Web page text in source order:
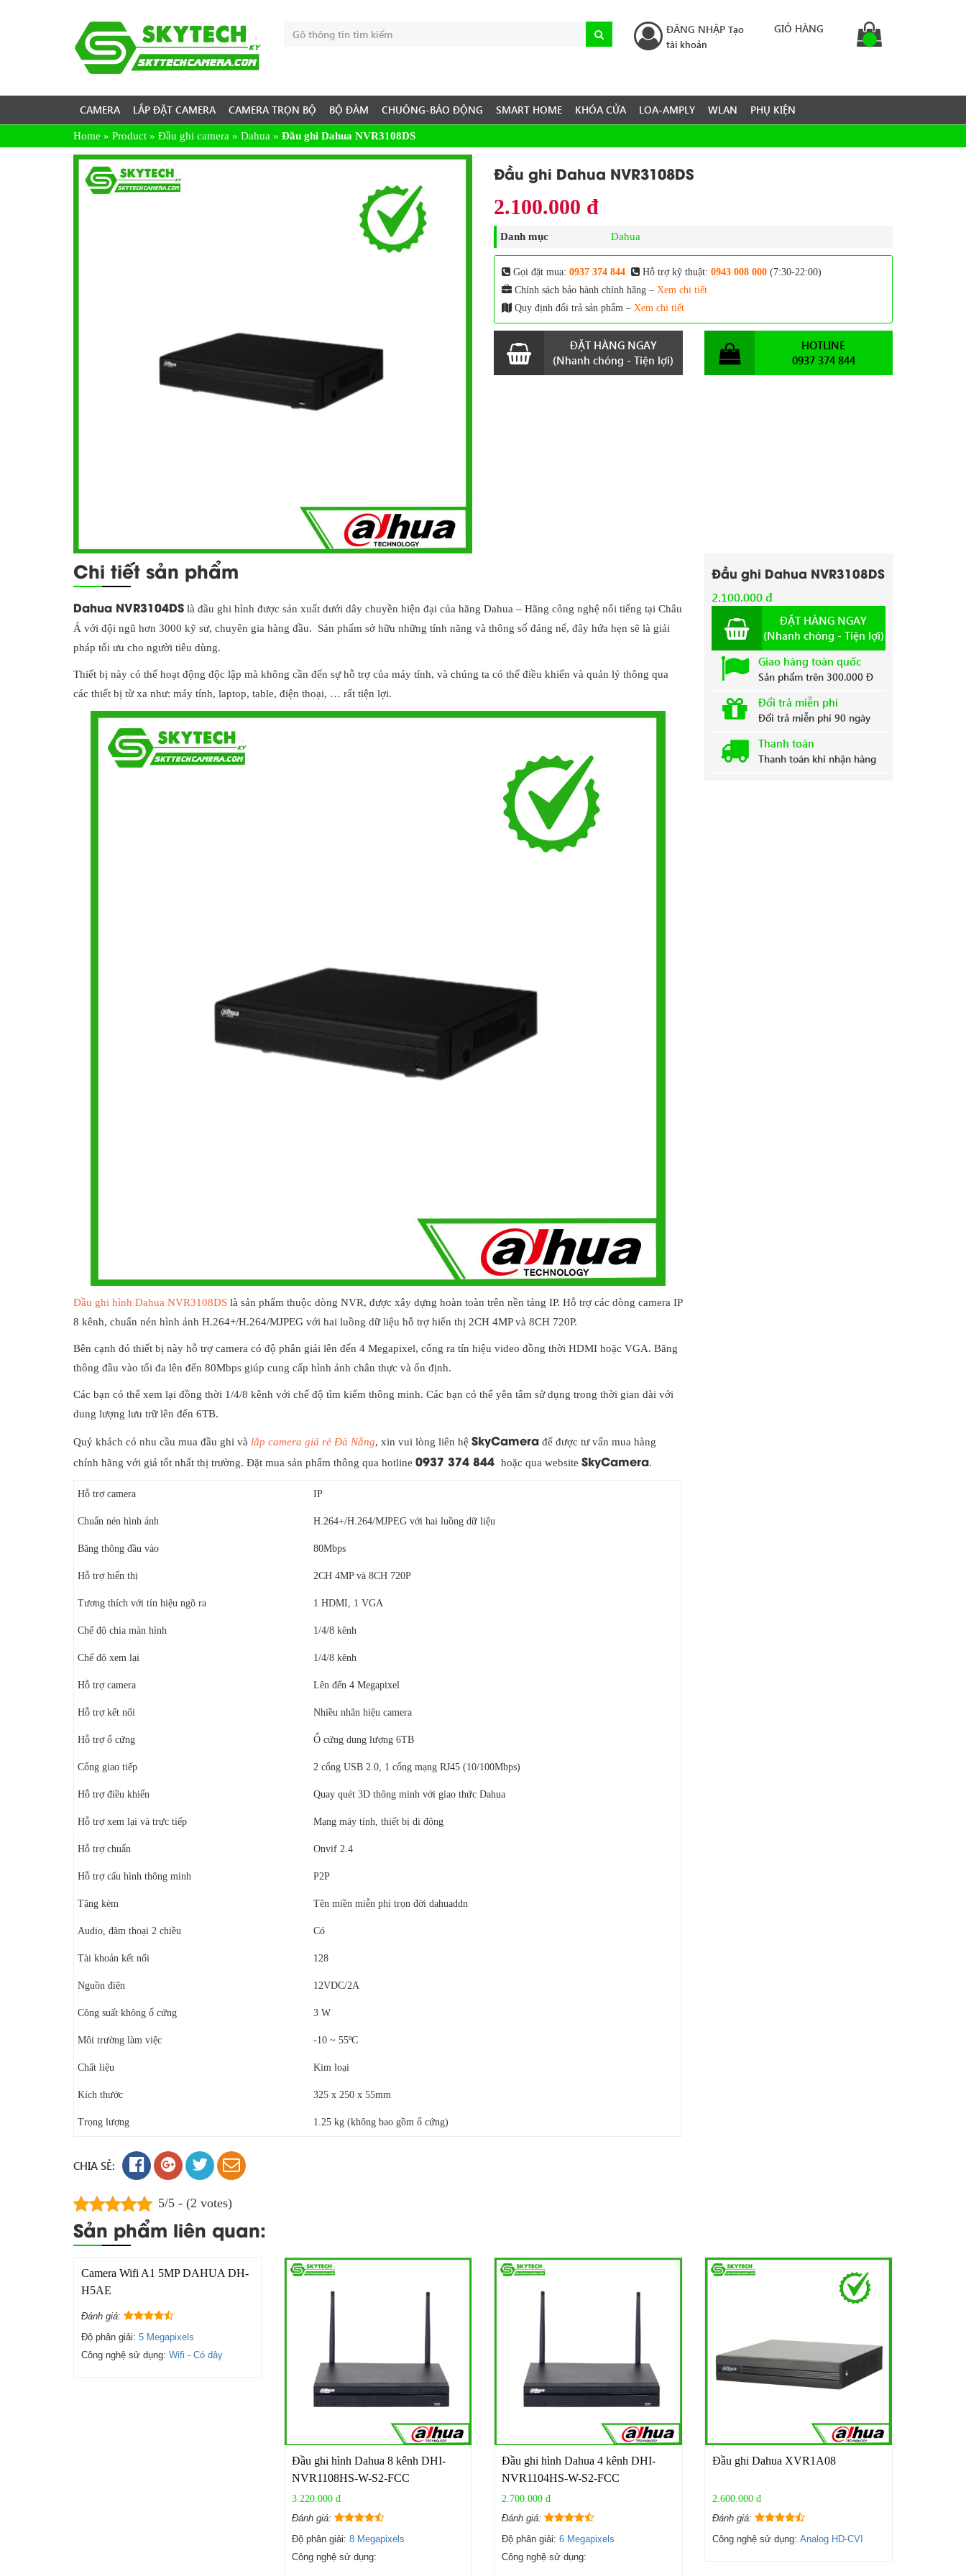
ĐĂNG NHẬP Tạo
tài khoản
GIỎ HÀNG
CAMERA LẮP ĐẶT CAMERA CAMERA TRỌN BỘ BỘ ĐÀM CHUÔNG-BÁO ĐỘNG SMART HOME KHÓA CỬA LOA-AMPLY WLAN PHỤ KIỆN
Home » Product » Đầu ghi camera » Dahua » Đầu ghi Dahua NVR3108DS
Đầu ghi Dahua NVR3108DS
2.100.000 đ
Danh mục Dahua
Gọi đặt mua: 0937 374 844 Hỗ trợ kỹ thuật: 0943 008 000 (7:30-22:00)
Chính sách bảo hành chính hãng – Xem chi tiết
Quy định đổi trả sản phẩm – Xem chi tiết
ĐẶT HÀNG NGAY
(Nhanh chóng - Tiện lợi)
HOTLINE
0937 374 844
Chi tiết sản phẩm
Dahua NVR3104DS là đầu ghi hình được sản xuất dưới dây chuyền hiện đại của hãng Dahua – Hãng công nghệ nổi tiếng tại Châu
Á với đội ngũ hơn 3000 kỹ sư, chuyên gia hàng đầu. Sản phẩm sở hữu những tính năng và thông số đáng nể, đây hứa hẹn sẽ là giải
pháp tối ưu cho người tiêu dùng.
Thiết bị này có thể hoạt động độc lập mà không cần đến sự hỗ trợ của máy tính, và chúng ta có thể điều khiển và quản lý thông qua
các thiết bị từ xa như: máy tính, laptop, table, điện thoại, … rất tiện lợi.
Đầu ghi hình Dahua NVR3108DS là sản phẩm thuộc dòng NVR, được xây dựng hoàn toàn trên nền tảng IP. Hỗ trợ các dòng camera IP
8 kênh, chuẩn nén hình ảnh H.264+/H.264/MJPEG với hai luồng dữ liệu hỗ trợ hiển thị 2CH 4MP và 8CH 720P.
Bên cạnh đó thiết bị này hỗ trợ camera có độ phân giải lên đến 4 Megapixel, cổng ra tín hiệu video đồng thời HDMI hoặc VGA. Băng
thông đầu vào tối đa lên đến 80Mbps giúp cung cấp hình ảnh chân thực và ổn định.
Các bạn có thể xem lại đồng thời 1/4/8 kênh với chế độ tìm kiếm thông minh. Các bạn có thể yên tâm sử dụng trong thời gian dài với
dung lượng lưu trữ lên đến 6TB.
Quý khách có nhu cầu mua đầu ghi và lắp camera giá rẻ Đà Nẵng, xin vui lòng liên hệ SkyCamera để được tư vấn mua hàng
chính hãng với giá tốt nhất thị trường. Đặt mua sản phẩm thông qua hotline 0937 374 844 hoặc qua website SkyCamera.
Hỗ trợ camera IP
Chuẩn nén hình ảnh H.264+/H.264/MJPEG với hai luồng dữ liệu
Băng thông đầu vào 80Mbps
Hỗ trợ hiển thị 2CH 4MP và 8CH 720P
Tương thích với tín hiệu ngõ ra 1 HDMI, 1 VGA
Chế độ chia màn hình 1/4/8 kênh
Chế độ xem lại 1/4/8 kênh
Hỗ trợ camera Lên đến 4 Megapixel
Hỗ trợ kết nối Nhiều nhãn hiệu camera
Hỗ trợ ổ cứng Ổ cứng dung lượng 6TB
Cổng giao tiếp 2 cổng USB 2.0, 1 cổng mạng RJ45 (10/100Mbps)
Hỗ trợ điều khiển Quay quét 3D thông minh với giao thức Dahua
Hỗ trợ xem lại và trực tiếp Mạng máy tính, thiết bị di động
Hỗ trợ chuẩn Onvif 2.4
Hỗ trợ cấu hình thông minh P2P
Tặng kèm Tên miền miễn phí trọn đời dahuaddn
Audio, đàm thoại 2 chiều Có
Tài khoản kết nối 128
Nguồn điện 12VDC/2A
Công suất không ổ cứng 3 W
Môi trường làm việc -10 ~ 55ºC
Chất liệu Kim loại
Kích thước 325 x 250 x 55mm
Trọng lượng 1.25 kg (không bao gồm ổ cứng)
CHIA SẺ:
Đầu ghi Dahua NVR3108DS
2.100.000 đ
ĐẶT HÀNG NGAY
(Nhanh chóng - Tiện lợi)
Giao hàng toàn quốc
Sản phẩm trên 300.000 Đ
Đổi trả miễn phí
Đổi trả miễn phí 90 ngày
Thanh toán
Thanh toán khi nhận hàng
5/5 - (2 votes)
Sản phẩm liên quan:
Camera Wifi A1 5MP DAHUA DH-
H5AE
Đánh giá:
Độ phân giải: 5 Megapixels
Công nghệ sử dụng: Wifi - Có dây
Đầu ghi hình Dahua 8 kênh DHI-
NVR1108HS-W-S2-FCC
3.220.000 đ
Đánh giá:
Độ phân giải: 8 Megapixels
Công nghệ sử dụng:
Đầu ghi hình Dahua 4 kênh DHI-
NVR1104HS-W-S2-FCC
2.700.000 đ
Đánh giá:
Độ phân giải: 6 Megapixels
Công nghệ sử dụng:
Đầu ghi Dahua XVR1A08
2.600.000 đ
Đánh giá:
Công nghệ sử dụng: Analog HD-CVI